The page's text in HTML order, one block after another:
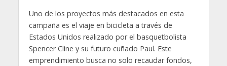
Uno de los proyectos más destacados en esta
campaña es el viaje en bicicleta a través de
Estados Unidos realizado por el basquetbolista
Spencer Cline y su futuro cuñado Paul. Este
emprendimiento busca no solo recaudar fondos,